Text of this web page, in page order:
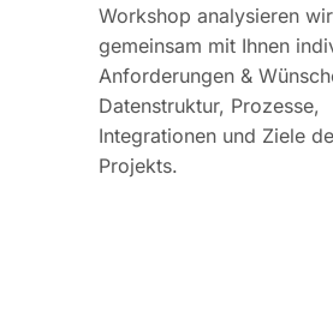
Workshop analysieren wir
gemeinsam mit Ihnen
Anforderungen &
Datenstruktur, Prozesse,
Integrationen und Ziele
Projekts.